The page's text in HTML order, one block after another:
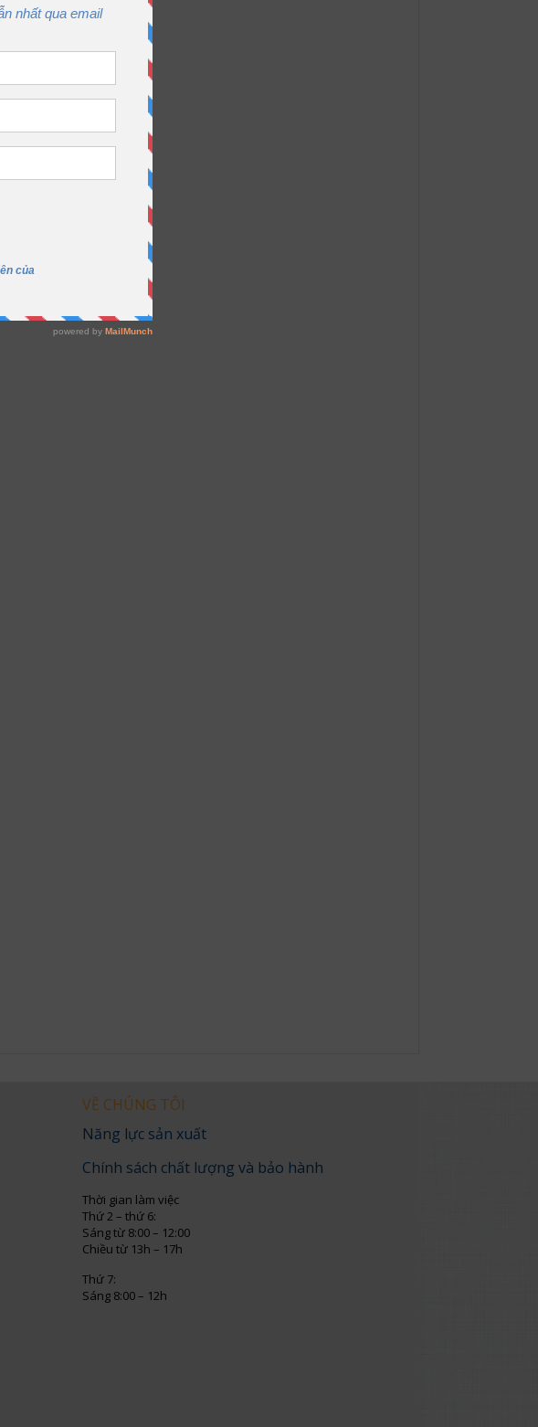
VỀ CHÚNG TÔI
Năng lực sản xuất
Chính sách chất lượng và bảo hành
Thời gian làm việc
Thứ 2 – thứ 6:
Sáng từ 8:00 – 12:00
Chiều từ 13h – 17h
Thứ 7:
Sáng 8:00 – 12h